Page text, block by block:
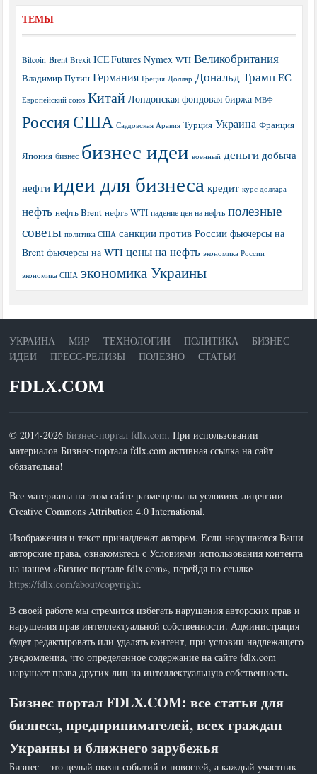
ТЕМЫ
Bitcoin Brent Brexit ICE Futures Nymex WTI Великобритания
Владимир Путин Германия Греция Доллар Дональд Трамп ЕС
Европейский союз Китай Лондонская фондовая биржа МВФ
РоссияСША Саудовская Аравия Турция Украина Франция
Япония бизнес бизнес идеи военный деньги добыча
нефти идеи для бизнеса кредит курс доллара
нефть нефть Brent нефть WTI падение цен на нефть полезные
советы политика США санкции против России фьючерсы на
Brent фьючерсы на WTI цены на нефть экономика России
экономика США экономика Украины
УКРАИНА МИР ТЕХНОЛОГИИ ПОЛИТИКА
БИЗНЕС
ИДЕИ
ПРЕСС-РЕЛИЗЫ ПОЛЕЗНО СТАТЬИ
FDLX.COM
© 2014-2026Бизнес-портал fdlx.com. При использовании
материалов Бизнес-портала fdlx.com активная ссылка на сайт
обязательна!
Все материалы на этом сайте размещены на условиях лицензии
Creative Commons Attribution 4.0 International.
Изображения и текст принадлежат авторам. Если нарушаются Ваши
авторские права, ознакомьтесь с Условиями использования контента
на нашем «Бизнес портале fdlx.com», перейдя по ссылке
https://fdlx.com/about/copyright.
В своей работе мы стремится избегать нарушения авторских прав и
нарушения прав интеллектуальной собственности. Администрация
будет редактировать или удалять контент, при условии надлежащего
уведомления, что определенное содержание на сайте fdlx.com
нарушает права других лиц на интеллектуальную собственность.
Бизнес портал FDLX.COM: все статьи для
бизнеса, предпринимателей, всех граждан
Украины и ближнего зарубежья
Бизнес – это целый океан событий и новостей, а каждый участник